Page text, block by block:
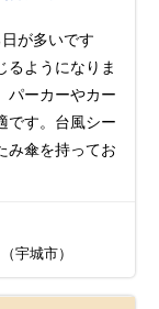
が多いです
るようになりま
パーカーやカー
です。台風シー
み傘を持ってお
宇城市）